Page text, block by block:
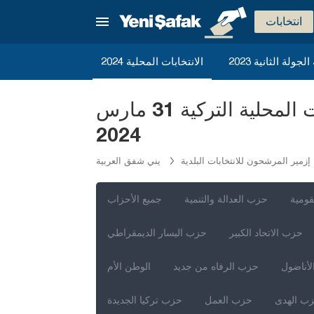
انتخابات
الانتخابات المحلية 2024 الجولة الثانية
الحزب الشيوعي التركي إزمير المرشحون لرئاسة البلدية للانتخابات المحلية التركية 31 مارس
2024
يني شفق العربية إزمير المرشحون للانتخابات البلدية
جميع الأحزاب حزب العدالة والتنمية
حزب اليسار الديمقراطي حزب الاتحاد الكبير
الوطن الأم حزب الرفاه من جديد
حزب تركيا الجديدة حزب العمل الهدى